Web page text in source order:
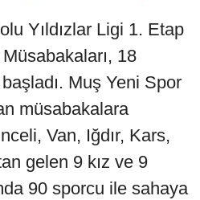
Yıldızlar Ligi 1. Etap
18
Muş Yeni Spor
müsabakalara
Van, Iğdır, Kars,
gelen 9 kız ve 9
90 sporcu ile sahaya